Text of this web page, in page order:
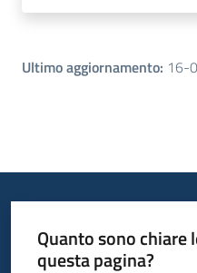
Ultimo aggiornamento: 16-
Quanto sono chiare
questa pagina?